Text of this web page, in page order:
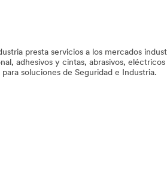
presta servicios a los mercados
adhesivos y cintas, abrasivos,
soluciones de Seguridad e Industria.